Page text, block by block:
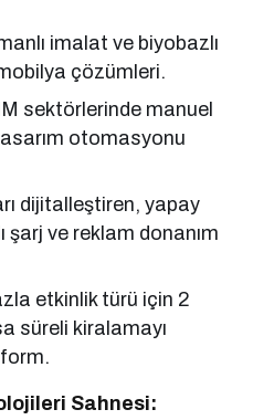
imalat ve biyobazlı
çözümleri.
sektörlerinde manuel
otomasyonu
dijitalleştiren, yapay
şarj ve reklam donanım
etkinlik türü için 2
süreli kiralamayı
Sahnesi: